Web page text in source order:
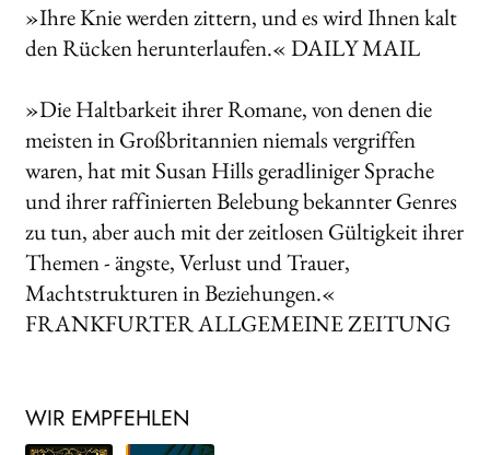
»Ihre Knie werden zittern, und es wird Ihnen kalt
den Rücken herunterlaufen.« DAILY MAIL
»Die Haltbarkeit ihrer Romane, von denen die
meisten in Großbritannien nie­mals vergriffen
waren, hat mit Susan Hills geradliniger Sprache
und ihrer raffinier­ten Belebung bekannter Genres
zu tun, aber auch mit der zeitlosen Gültigkeit ih­rer
Themen - ängste, Verlust und Trauer,
Machtstrukturen in Beziehungen.«
FRANKFURTER ALLGEMEINE ZEITUNG
WIR EMPFEHLEN